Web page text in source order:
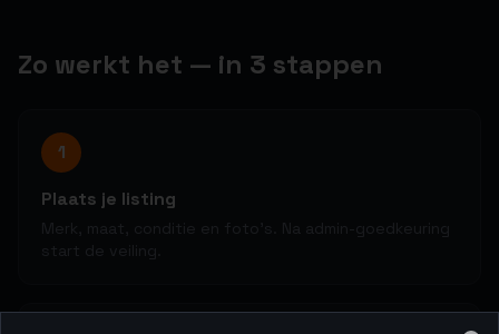
Zo werkt het — in 3 stappen
1
Plaats je listing